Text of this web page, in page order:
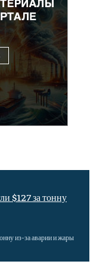
$127 за тонну
из-за аварии и жары